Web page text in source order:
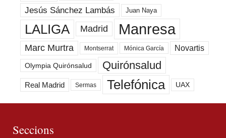
Jesús Sánchez Lambás Juan Naya
LALIGA Madrid Manresa
Marc Murtra Montserrat Mónica García Novartis
Olympia Quirónsalud Quirónsalud
Real Madrid Sermas Telefónica UAX
Seccions